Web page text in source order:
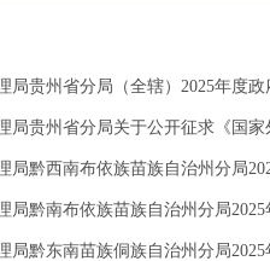
局贵州省分局（全辖）2025年度
局贵州省分局关于公开征求《国
局黔西南布依族苗族自治州分局
局黔南布依族苗族自治州分局
局黔东南苗族侗族自治州分局